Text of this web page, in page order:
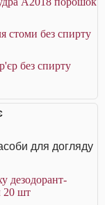
стоми без спирту
без спирту
для догляду
дезодорант-
20 шт